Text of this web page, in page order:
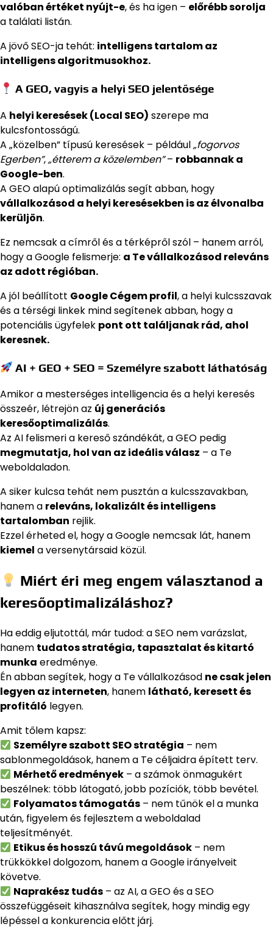
valóban értéket nyújt-e, és ha igen – előrébb sorolja
a találati listán.
A jövő SEO-ja tehát: intelligens tartalom az
intelligens algoritmusokhoz.
A GEO, vagyis a helyi SEO jelentősége
A helyi keresések (Local SEO) szerepe ma
kulcsfontosságú.
A „közelben” típusú keresések – például„fogorvos
Egerben”,„étterem a közelemben”– robbannak a
Google-ben.
A GEO alapú optimalizálás segít abban, hogy
vállalkozásod a helyi keresésekben is az élvonalba
kerüljön.
Ez nemcsak a címről és a térképről szól – hanem arról,
hogy a Google felismerje: a Te vállalkozásod releváns
az adott régióban.
A jól beállított Google Cégem profil, a helyi kulcsszavak
és a térségi linkek mind segítenek abban, hogy a
potenciális ügyfelek pont ott találjanak rád, ahol
keresnek.
AI + GEO + SEO = Személyre szabott láthatóság
Amikor a mesterséges intelligencia és a helyi keresés
összeér, létrejön az új generációs
keresőoptimalizálás.
Az AI felismeri a kereső szándékát, a GEO pedig
megmutatja, hol van az ideális válasz – a Te
weboldaladon.
A siker kulcsa tehát nem pusztán a kulcsszavakban,
hanem a releváns, lokalizált és intelligens
tartalomban rejlik.
Ezzel érheted el, hogy a Google nemcsak lát, hanem
kiemel a versenytársaid közül.
Miért éri meg engem választanod a
keresőoptimalizáláshoz?
Ha eddig eljutottál, már tudod: a SEO nem varázslat,
hanem tudatos stratégia, tapasztalat és kitartó
munka eredménye.
Én abban segítek, hogy a Te vállalkozásod ne csak jelen
legyen az interneten, hanem látható, keresett és
profitáló legyen.
Amit tőlem kapsz:
Személyre szabott SEO stratégia – nem
sablonmegoldások, hanem a Te céljaidra épített terv.
Mérhető eredmények – a számok önmagukért
beszélnek: több látogató, jobb pozíciók, több bevétel.
Folyamatos támogatás – nem tűnök el a munka
után, figyelem és fejlesztem a weboldalad
teljesítményét.
Etikus és hosszú távú megoldások – nem
trükkökkel dolgozom, hanem a Google irányelveit
követve.
Naprakész tudás – az AI, a GEO és a SEO
összefüggéseit kihasználva segítek, hogy mindig egy
lépéssel a konkurencia előtt járj.